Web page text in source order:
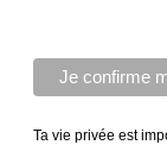
Ta vie privée est